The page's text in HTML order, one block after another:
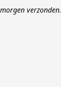
verzonden.